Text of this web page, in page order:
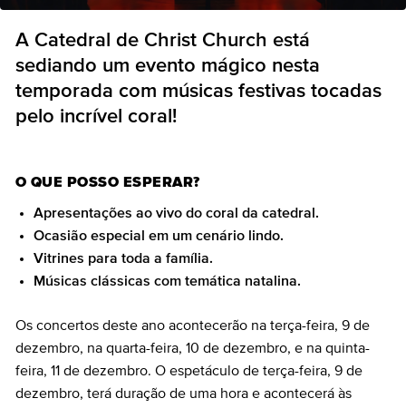
A Catedral de Christ Church está
sediando um evento mágico nesta
temporada com músicas festivas tocadas
pelo incrível coral!
O QUE POSSO ESPERAR?
Apresentações ao vivo do coral da catedral.
Ocasião especial em um cenário lindo.
Vitrines para toda a família.
Músicas clássicas com temática natalina.
Os concertos deste ano acontecerão na terça-feira, 9 de
dezembro, na quarta-feira, 10 de dezembro, e na quinta-
feira, 11 de dezembro. O espetáculo de terça-feira, 9 de
dezembro, terá duração de uma hora e acontecerá às